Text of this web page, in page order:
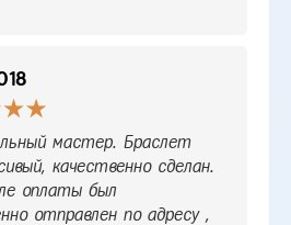
мастер. Браслет
качественно сделан.
оплаты был
отправлен по адресу ,